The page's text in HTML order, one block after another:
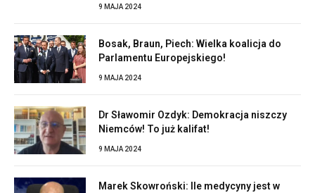
9 MAJA 2024
Bosak, Braun, Piech: Wielka koalicja do
Parlamentu Europejskiego!
9 MAJA 2024
Dr Sławomir Ozdyk: Demokracja niszczy
Niemców! To już kalifat!
9 MAJA 2024
Marek Skowroński: Ile medycyny jest w